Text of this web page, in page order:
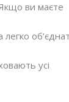
ви маєте
усі